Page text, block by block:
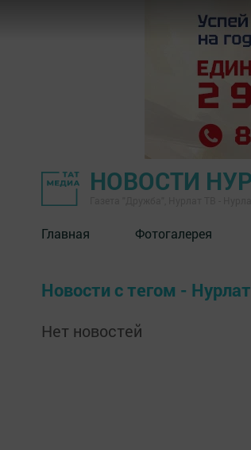
НОВОСТИ
Главная Фотогалерея
Новости с тегом -
Нет новостей